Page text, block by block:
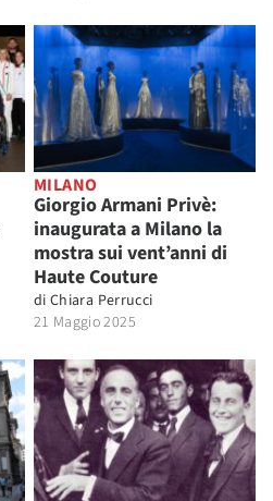
MILANO
Giorgio Armani Privè:
inaugurata a Milano la
mostra sui vent’anni di
Haute Couture
di Chiara Perrucci
21 Maggio 2025